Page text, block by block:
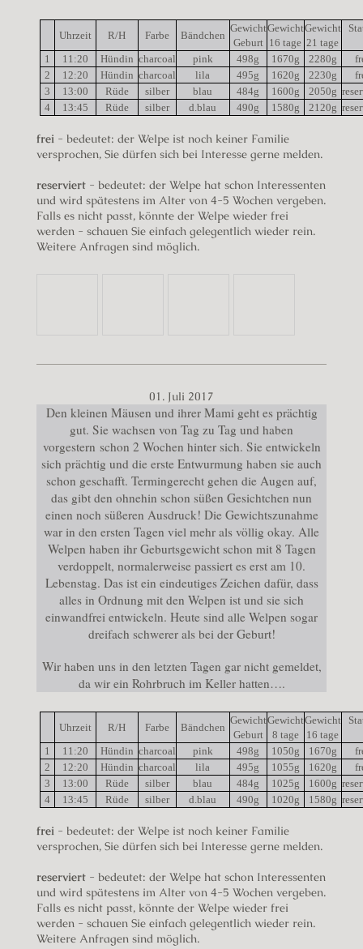
Uhrzeit R/H Farbe Bändchen
Gewicht
Geburt
Gewicht
16 tage
Gewicht
21 tage
1 11:20 Hündin charcoal pink 498g 1670g 2280g
2
12:20 Hündin charcoal lila 495g 1620g 2230g
3
13:00 Rüde silber blau 484g 1600g 2050g
4
13:45 Rüde silber d.blau 490g 1580g 2120g
frei - bedeutet: der Welpe ist noch keiner Familie
versprochen, Sie dürfen sich bei Interesse gerne melden.
reserviert - bedeutet: der Welpe hat schon Interessenten
und wird spätestens im Alter von 4-5 Wochen vergeben.
Falls es nicht passt, könnte der Welpe wieder frei
werden - schauen Sie einfach gelegentlich wieder rein.
Weitere Anfragen sind möglich.
01. Juli 2017
Den kleinen Mäusen und ihrer Mami geht es prächtig
gut. Sie wachsen von Tag zu Tag und haben
vorgestern schon 2 Wochen hinter sich. Sie entwickeln
sich prächtig und die erste Entwurmung haben sie auch
schon geschafft. Termingerecht gehen die Augen auf,
das gibt den ohnehin schon süßen Gesichtchen nun
einen noch süßeren Ausdruck! Die Gewichtszunahme
war in den ersten Tagen viel mehr als völlig okay. Alle
Welpen haben ihr Geburtsgewicht schon mit 8 Tagen
verdoppelt, normalerweise passiert es erst am 10.
Lebenstag. Das ist ein eindeutiges Zeichen dafür, dass
alles in Ordnung mit den Welpen ist und sie sich
einwandfrei entwickeln. Heute sind alle Welpen sogar
dreifach schwerer als bei der Geburt!
Wir haben uns in den letzten Tagen gar nicht gemeldet,
da wir ein Rohrbruch im Keller hatten….
Uhrzeit R/H Farbe Bändchen
Gewicht
Geburt
Gewicht
8 tage
Gewicht
16 tage
1 11:20 Hündin charcoal pink 498g 1050g 1670g
2
12:20 Hündin charcoal lila 495g 1055g 1620g
3
13:00 Rüde silber blau 484g 1025g 1600g
4
13:45 Rüde silber d.blau 490g 1020g 1580g
frei - bedeutet: der Welpe ist noch keiner Familie
versprochen, Sie dürfen sich bei Interesse gerne melden.
reserviert - bedeutet: der Welpe hat schon Interessenten
und wird spätestens im Alter von 4-5 Wochen vergeben.
Falls es nicht passt, könnte der Welpe wieder frei
werden - schauen Sie einfach gelegentlich wieder rein.
Weitere Anfragen sind möglich.